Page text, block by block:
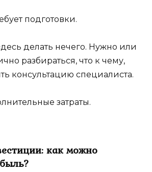
подготовки.
делать нечего. Нужно или
разбираться, что к чему,
консультацию специалиста.
затраты.
как можно